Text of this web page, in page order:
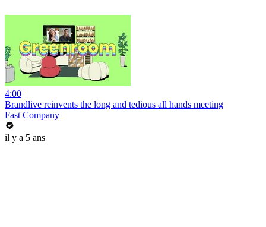
4:00
Brandlive reinvents the long and tedious all hands meeting
Fast Company
il y a 5 ans